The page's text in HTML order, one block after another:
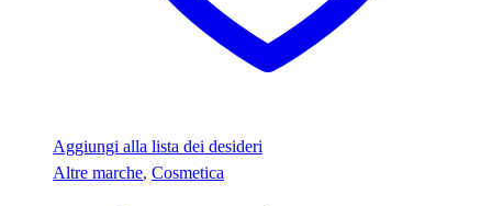
Aggiungi alla lista dei desideri
Altre marche, Cosmetica